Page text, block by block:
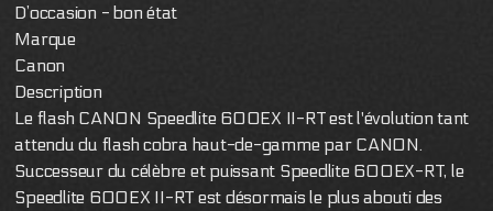
D’occasion - bon état
Marque
Canon
Description
Le flash CANON Speedlite 600EX II-RT est l'évolution tant
attendu du flash cobra haut-de-gamme par CANON.
Successeur du célèbre et puissant Speedlite 600EX-RT, le
Speedlite 600EX II-RT est désormais le plus abouti des